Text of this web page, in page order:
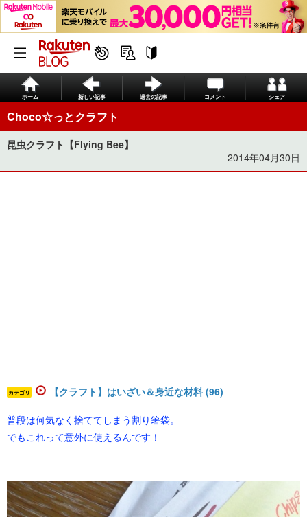
ホーム 新しい記事 過去の記事 コメント シェア
Choco☆っとクラフト
昆虫クラフト【Flying Bee】
2014年04月30日
カテゴリ 【クラフト】はいざい＆身近な材料 (96)
普段は何気なく捨ててしまう割り箸袋。
でもこれって意外に使えるんです！